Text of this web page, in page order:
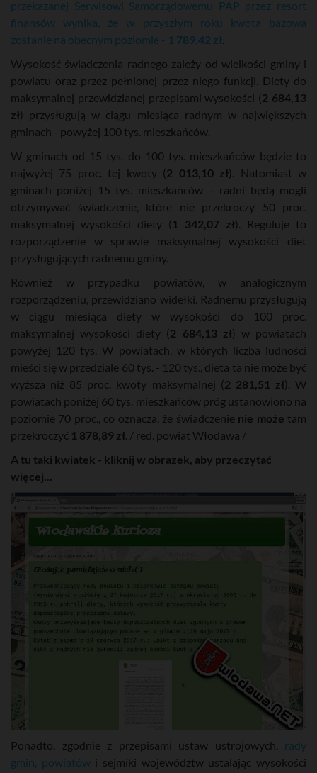
przekazanej Serwisowi Samorządowemu PAP przez resort
finansów wynika, że w przyszłym roku kwota bazowa
zostanie na obecnym poziomie - 1 789,42 zł.
Wysokość świadczenia radnego zależy od wielkości gminy i
powiatu oraz przez pełnionej przez niego funkcji. Diety do
maksymalnej przewidzianej przepisami wysokości (2 684,13
zł) przysługują w ciągu miesiąca radnym w największych
gminach - powyżej 100 tys. mieszkańców.
W gminach od 15 tys. do 100 tys. mieszkańców będzie to
najwyżej 75 proc. tej kwoty (2 013,10 zł). Natomiast w
gminach poniżej 15 tys. mieszkańców – radni będą mogli
otrzymywać świadczenie, które nie przekroczy 50 proc.
maksymalnej wysokości diety (1 342,07 zł). Reguluje to
rozporządzenie w sprawie maksymalnej wysokości diet
przysługujących radnemu gminy.
Również w przypadku powiatów, w analogicznym
rozporządzeniu, przewidziano widełki. Radnemu przysługują
w ciągu miesiąca diety w wysokości do 100 proc.
maksymalnej wysokości diety (2 684,13 zł) w powiatach
powyżej 120 tys. W powiatach, w których liczba ludności
mieści się w przedziale 60 tys. - 120 tys., dieta ta nie może być
wyższa niż 85 proc. kwoty maksymalnej (2 281,51 zł). W
powiatach poniżej 60 tys. mieszkańców próg ustanowiono na
poziomie 70 proc., co oznacza, że świadczenie nie może tam
przekroczyć 1 878,89 zł. / red. powiat Włodawa /
A tu taki kwiatek - kliknij w obrazek, aby przeczytać
więcej...
Ponadto, zgodnie z przepisami ustaw ustrojowych, rady
gmin, powiatówi sejmiki województw ustalając wysokości